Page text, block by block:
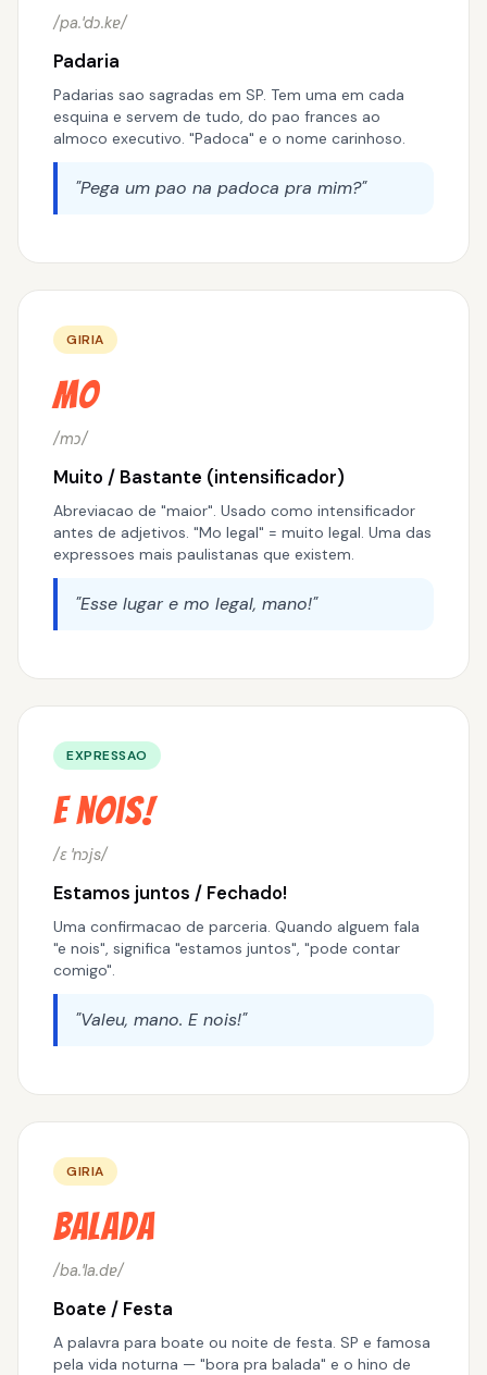
/pa.ˈdɔ.kɐ/
Padaria
Padarias sao sagradas em SP. Tem uma em cada
esquina e servem de tudo, do pao frances ao
almoco executivo. "Padoca" e o nome carinhoso.
"Pega um pao na padoca pra mim?"
GIRIA
Mo
/mɔ/
Muito / Bastante (intensificador)
Abreviacao de "maior". Usado como intensificador
antes de adjetivos. "Mo legal" = muito legal. Uma das
expressoes mais paulistanas que existem.
"Esse lugar e mo legal, mano!"
EXPRESSAO
E nois!
/ɛ ˈnɔjs/
Estamos juntos / Fechado!
Uma confirmacao de parceria. Quando alguem fala
"e nois", significa "estamos juntos", "pode contar
comigo".
"Valeu, mano. E nois!"
GIRIA
Balada
/ba.ˈla.dɐ/
Boate / Festa
A palavra para boate ou noite de festa. SP e famosa
pela vida noturna — "bora pra balada" e o hino de